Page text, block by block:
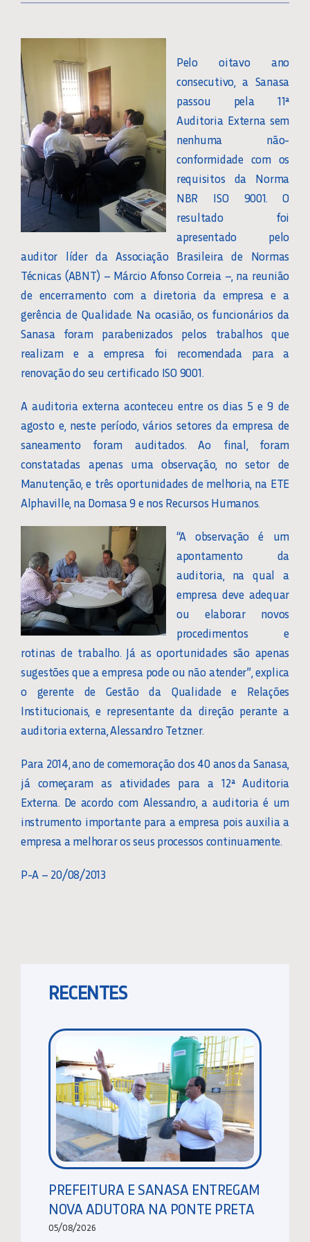
Pelo oitavo ano
consecutivo, a Sanasa
passou pela 11ª
Auditoria Externa sem
nenhuma não-
conformidade com os
requisitos da Norma
NBR ISO 9001. O
resultado foi
apresentado pelo
auditor líder da Associação Brasileira de Normas
Técnicas (ABNT) – Márcio Afonso Correia –, na reunião
de encerramento com a diretoria da empresa e a
gerência de Qualidade. Na ocasião, os funcionários da
Sanasa foram parabenizados pelos trabalhos que
realizam e a empresa foi recomendada para a
renovação do seu certificado ISO 9001.
A auditoria externa aconteceu entre os dias 5 e 9 de
agosto e, neste período, vários setores da empresa de
saneamento foram auditados. Ao final, foram
constatadas apenas uma observação, no setor de
Manutenção, e três oportunidades de melhoria, na ETE
Alphaville, na Domasa 9 e nos Recursos Humanos.
“A observação é um
apontamento da
auditoria, na qual a
empresa deve adequar
ou elaborar novos
procedimentos e
rotinas de trabalho. Já as oportunidades são apenas
sugestões que a empresa pode ou não atender”, explica
o gerente de Gestão da Qualidade e Relações
Institucionais, e representante da direção perante a
auditoria externa, Alessandro Tetzner.
Para 2014, ano de comemoração dos 40 anos da Sanasa,
já começaram as atividades para a 12ª Auditoria
Externa. De acordo com Alessandro, a auditoria é um
instrumento importante para a empresa pois auxilia a
empresa a melhorar os seus processos continuamente.
P-A – 20/08/2013
RECENTES
PREFEITURA E SANASA ENTREGAM
NOVA ADUTORA NA PONTE PRETA
05/08/2026